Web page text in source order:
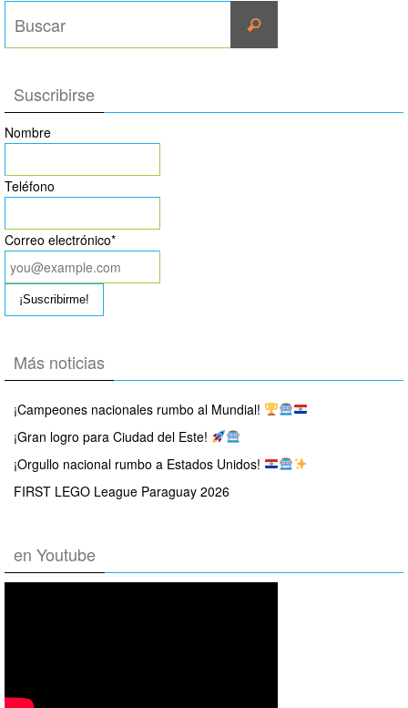
Suscribirse
Nombre
Teléfono
Correo electrónico*
Más noticias
¡Campeones nacionales rumbo al Mundial!
¡Gran logro para Ciudad del Este!
¡Orgullo nacional rumbo a Estados Unidos!
FIRST LEGO League Paraguay 2026
en Youtube